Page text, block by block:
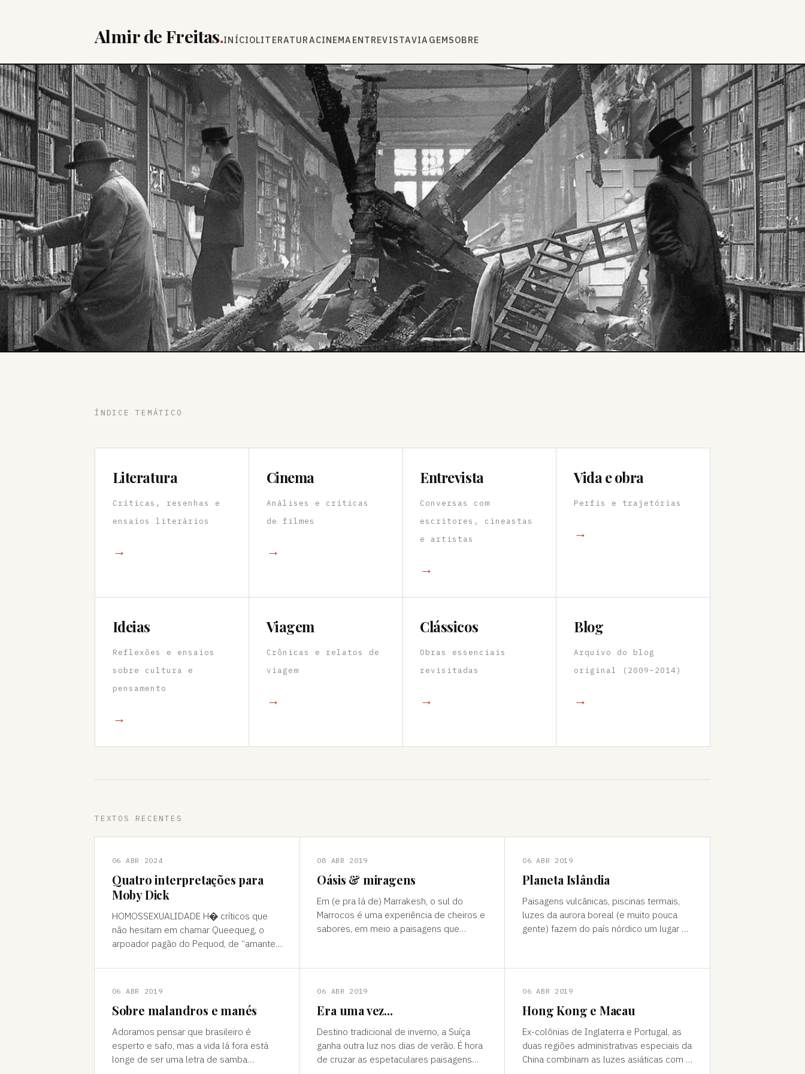
Almir de Freitas.INÍCIOLITERATURACINEMA ENTREVISTAVIAGEMSOBRE
ÍNDICE TEMÁTICO
Literatura
Críticas, resenhas e
ensaios literários
→
Cinema
Análises e críticas
de filmes
→
Entrevista
Conversas com
escritores, cineastas
e artistas
→
Vida e obra
Perfis e trajetórias
→
Ideias
Reflexões e ensaios
sobre cultura e
pensamento
→
Viagem
Crônicas e relatos de
viagem
→
Clássicos
Obras essenciais
revisitadas
→
Blog
Arquivo do blog
original (2009–2014)
→
TEXTOS RECENTES
06 ABR 2024
Quatro interpretações para
Moby Dick
HOMOSSEXUALIDADE H� críticos que
não hesitam em chamar Queequeg, o
arpoador pagão do Pequod, de “amante”
pode ser contestada, mas é compreens
08 ABR 2019
Oásis & miragens
Em (e pra lá de) Marrakesh, o sul do
Marrocos é uma experiência de cheiros e
sabores, em meio a paisagens que
06 ABR 2019
Planeta Islândia
Paisagens vulcânicas, piscinas termais,
luzes da aurora boreal (e muito pouca
gente) fazem do país nórdico um lugar de
06 ABR 2019
Sobre malandros e manés
Adoramos pensar que brasileiro é
esperto e safo, mas a vida lá fora está
longe de ser uma letra de samba
06 ABR 2019
Era uma vez...
Destino tradicional de inverno, a Suíça
ganha outra luz nos dias de verão. É hora
de cruzar as espetaculares paisagens
06 ABR 2019
Hong Kong e Macau
Ex-colônias de Inglaterra e Portugal, as
duas regiões administrativas especiais da
China combinam as luzes asiáticas com o